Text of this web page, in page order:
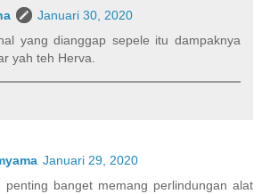
Januari 30, 2020
yang dianggap sepele itu dampaknya
yah teh Herva.
Januari 29, 2020
penting banget memang perlindungan alat